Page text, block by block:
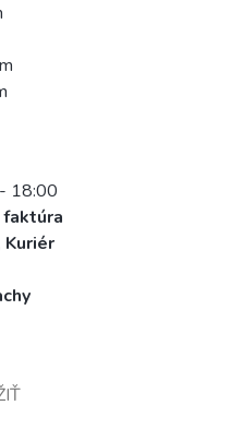
18:00
Kuriér